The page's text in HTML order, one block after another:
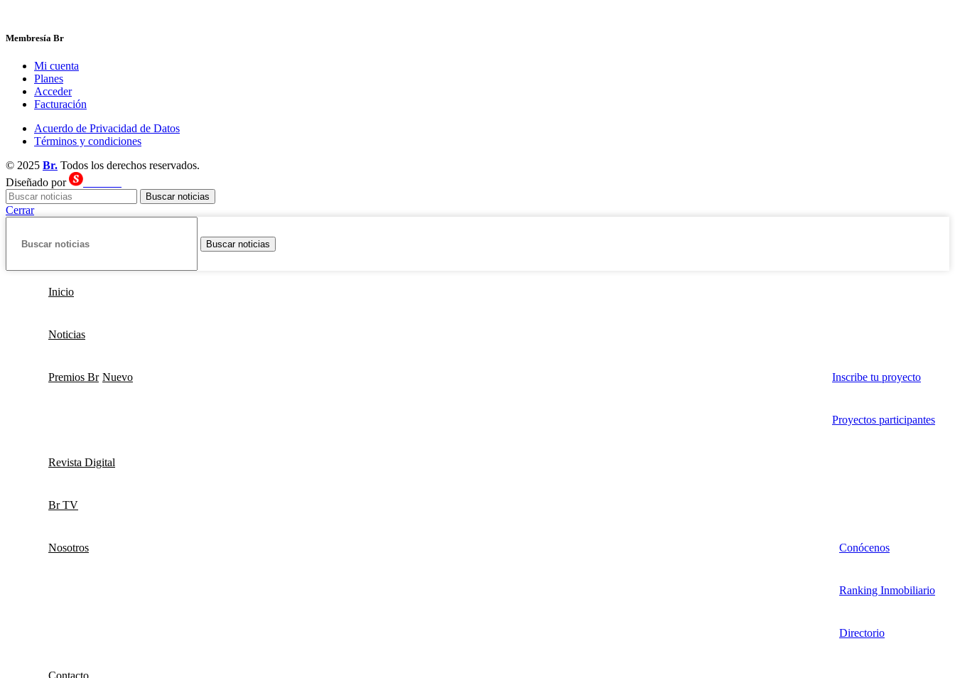
Membresía Br
Mi cuenta
Planes
Acceder
Facturación
Acuerdo de Privacidad de Datos
Términos y condiciones
© 2025 Br. Todos los derechos reservados.
Diseñado por
Buscar noticias
Cerrar
Buscar noticias
Inicio
Noticias
Premios Br Nuevo Inscribe tu proyecto
Proyectos participantes
Revista Digital
Br TV
Nosotros Conócenos
Ranking Inmobiliario
Directorio